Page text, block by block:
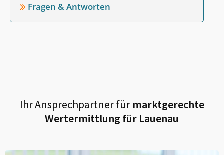
Fragen & Antworten
Ihr Ansprechpartner fürmarktgerechte
Wertermittlung für Lauenau